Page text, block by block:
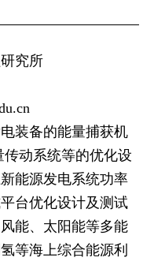
究所
装备的能量捕获机
动系统等的优化设
能源发电系统功率
台优化设计及测试
能、太阳能等多能
等海上综合能源利